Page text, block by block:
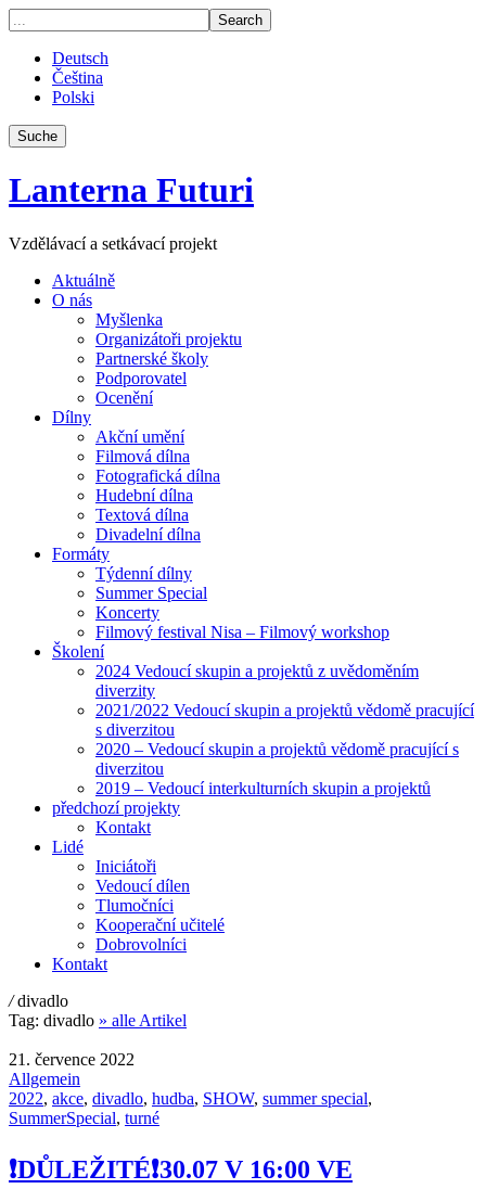
Deutsch
Čeština
Polski
Suche
Lanterna Futuri
Vzdělávací a setkávací projekt
Aktuálně
O nás
Myšlenka
Organizátoři projektu
Partnerské školy
Podporovatel
Ocenění
Dílny
Akční umění
Filmová dílna
Fotografická dílna
Hudební dílna
Textová dílna
Divadelní dílna
Formáty
Týdenní dílny
Summer Special
Koncerty
Filmový festival Nisa – Filmový workshop
Školení
2024 Vedoucí skupin a projektů z uvědoměním
diverzity
2021/2022 Vedoucí skupin a projektů vědomě pracující
s diverzitou
2020 – Vedoucí skupin a projektů vědomě pracující s
diverzitou
2019 – Vedoucí interkulturních skupin a projektů
předchozí projekty
Kontakt
Lidé
Iniciátoři
Vedoucí dílen
Tlumočníci
Kooperační učitelé
Dobrovolníci
Kontakt
/ divadlo
Tag: divadlo » alle Artikel
21. července 2022
Allgemein
2022, akce, divadlo, hudba, SHOW, summer special,
SummerSpecial, turné
❗️DŮLEŽITÉ❗️30.07 V 16:00 VE